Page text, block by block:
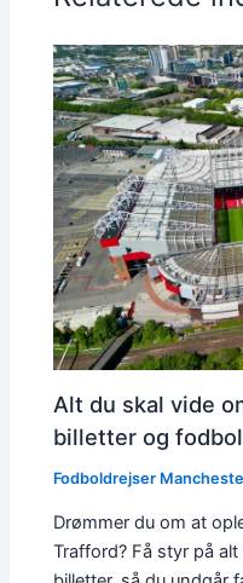
Alt du skal vide
billetter og
Fodboldrejser
Drømmer du om at
Trafford? Få styr på